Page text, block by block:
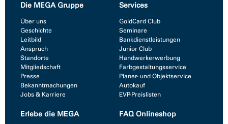
Die MEGA Gruppe
Über uns
Geschichte
Leitbild
Anspruch
Standorte
Mitgliedschaft
Presse
Bekanntmachungen
Jobs & Karriere
Services
GoldCard Club
Seminare
Bankdienstleistungen
Junior Club
Handwerkerwerbung
Farbgestaltungsservice
Planer- und Objektservice
Autokauf
EVP-Preislisten
Erlebe die MEGA FAQ Onlineshop